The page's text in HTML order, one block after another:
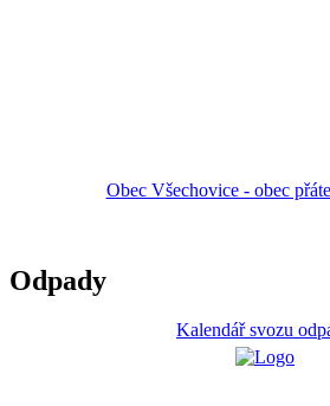
Obec Všechovice - obec
Odpady
Kalendář svozu